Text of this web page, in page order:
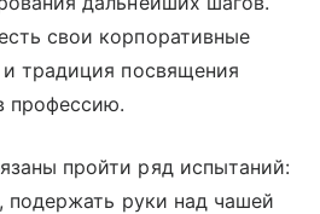
свои корпоративные
традиция посвящения
профессию.
пройти ряд испытаний:
подержать руки над чашей